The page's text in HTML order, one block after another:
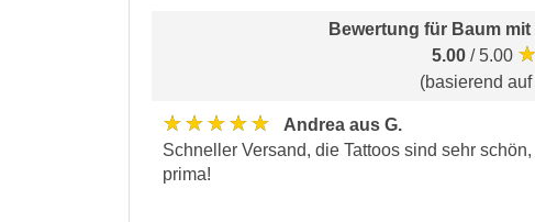
Bewertung für Baum
5.00 / 5.00
(basierend
★★★★★
Andrea aus G.
Schneller Versand, die Tattoos sind sehr
prima!